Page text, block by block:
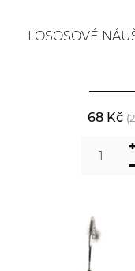
LOSOSOVÉ
68 Kč